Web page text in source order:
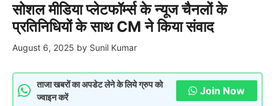
सोशल मीडिया प्लेटफॉर्म्स के न्यूज चैनलों के
प्रतिनिधियों के साथ CM ने किया संवाद
August 6, 2025 by Sunil Kumar
ताजा खबरों का अपडेट लेने के लिये ग्रुप को
ज्वाइन करें
Join Now